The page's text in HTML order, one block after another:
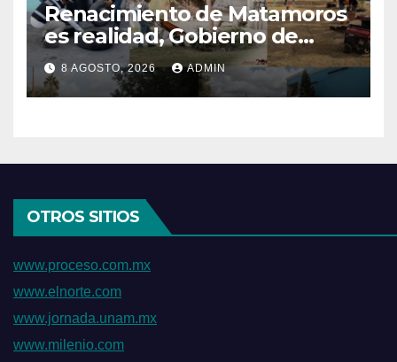
Renacimiento de Matamoros
es realidad, Gobierno de
Beto mantiene trabajos
permanentes en beneficio
de la población
8 AGOSTO, 2026 ADMIN
OTROS SITIOS
www.proceso.com.mx
www.elnorte.com
www.jornada.unam.mx
www.milenio.com